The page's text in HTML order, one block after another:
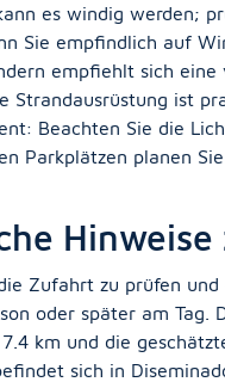
es windig werden;
Sie empfindlich auf
empfiehlt sich eine
Strandausrüstung ist
Beachten Sie die
Parkplätzen planen
Hinweise
Zufahrt zu prüfen
oder später am Tag.
km und die
sich in